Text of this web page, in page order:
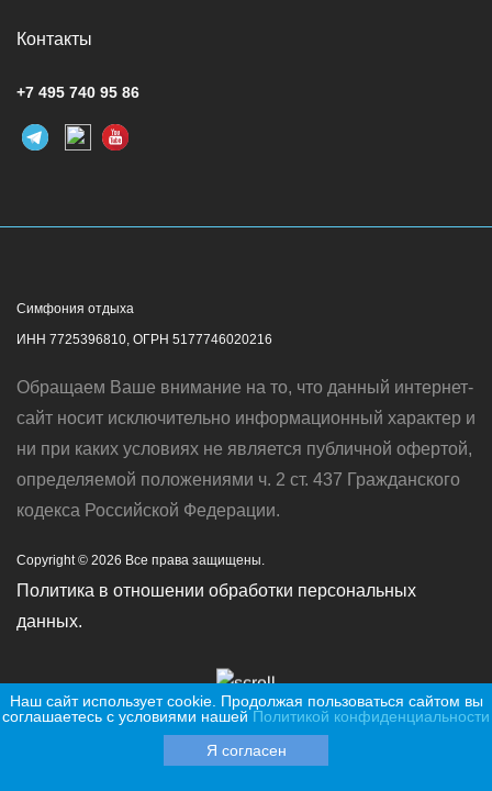
Контакты
+7 495 740 95 86
Симфония отдыха
ИНН 7725396810, ОГРН 5177746020216
Обращаем Ваше внимание на то, что данный интернет-
сайт носит исключительно информационный характер и
ни при каких условиях не является публичной офертой,
определяемой положениями ч. 2 ст. 437 Гражданского
кодекса Российской Федерации.
Copyright © 2026 Все права защищены.
Политика в отношении обработки персональных
данных.
Продвигается с помощью Amigos Digital
Наш сайт использует cookie. Продолжая пользоваться сайтом вы
соглашаетесь с условиями нашей Политикой конфиденциальности
Я согласен